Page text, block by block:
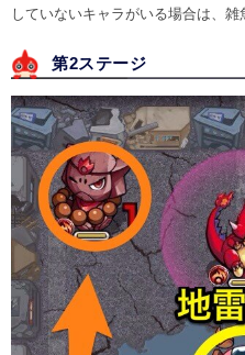
していないキャラがいる場合は、雑
第2ステージ